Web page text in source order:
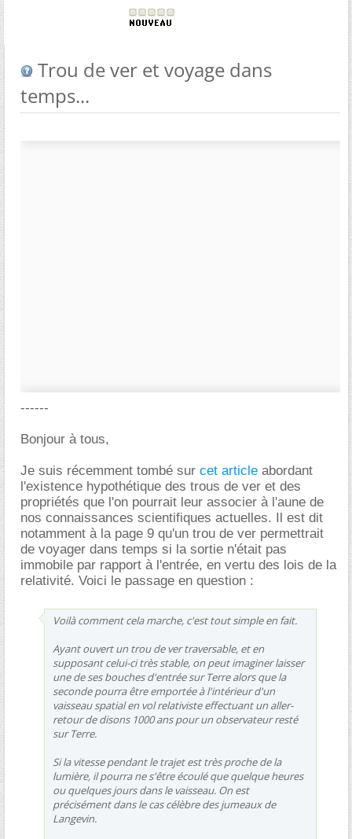
Trou de ver et voyage dans
temps...
------
Bonjour à tous,
Je suis récemment tombé sur cet article abordant
l'existence hypothétique des trous de ver et des
propriétés que l'on pourrait leur associer à l'aune de
nos connaissances scientifiques actuelles. Il est dit
notamment à la page 9 qu'un trou de ver permettrait
de voyager dans temps si la sortie n'était pas
immobile par rapport à l'entrée, en vertu des lois de la
relativité. Voici le passage en question :
Voilà comment cela marche, c'est tout simple en fait.
Ayant ouvert un trou de ver traversable, et en
supposant celui-ci très stable, on peut imaginer laisser
une de ses bouches d'entrée sur Terre alors que la
seconde pourra être emportée à l'intérieur d'un
vaisseau spatial en vol relativiste effectuant un aller-
retour de disons 1000 ans pour un observateur resté
sur Terre.
Si la vitesse pendant le trajet est très proche de la
lumière, il pourra ne s'être écoulé que quelque heures
ou quelques jours dans le vaisseau. On est
précisément dans le cas célèbre des jumeaux de
Langevin.